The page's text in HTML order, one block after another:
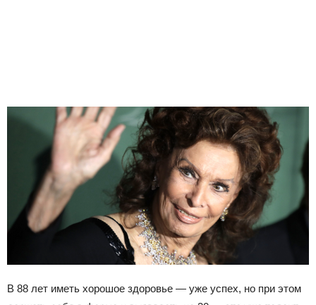
В 88 лет иметь хорошое здоровье — уже успех, но при этом